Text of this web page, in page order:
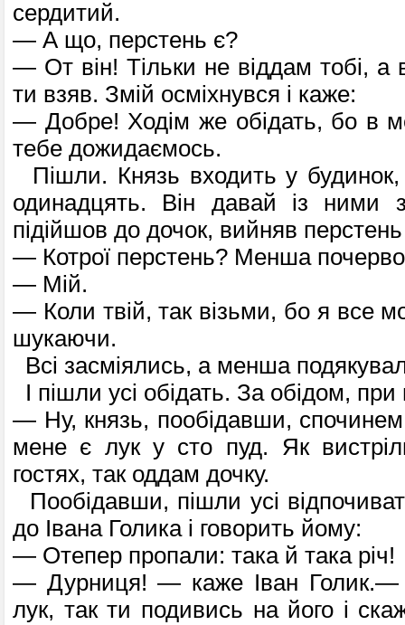
сердитий.
— А що, перстень є?
— От він! Тільки не віддам тобі, а
ти взяв. Змій осміхнувся і каже:
— Добре! Ходім же обідать, бо в
тебе дожидаємось.
Пішли. Князь входить у будинок,
одинадцять. Він давай із ними
підійшов до дочок, вийняв
— Котрої перстень? Менша
— Мій.
— Коли твій, так візьми, бо я все
шукаючи.
Всі засміялись, а менша
І пішли усі обідать. За обідом, при
— Ну, князь, пообідавши,
мене є лук у сто пуд. Як
гостях, так оддам дочку.
Пообідавши, пішли усі
до Івана Голика і говорить йому:
— Отепер пропали: така й така річ!
— Дурниця! — каже Іван Голик.—
лук, так ти подивись на його і